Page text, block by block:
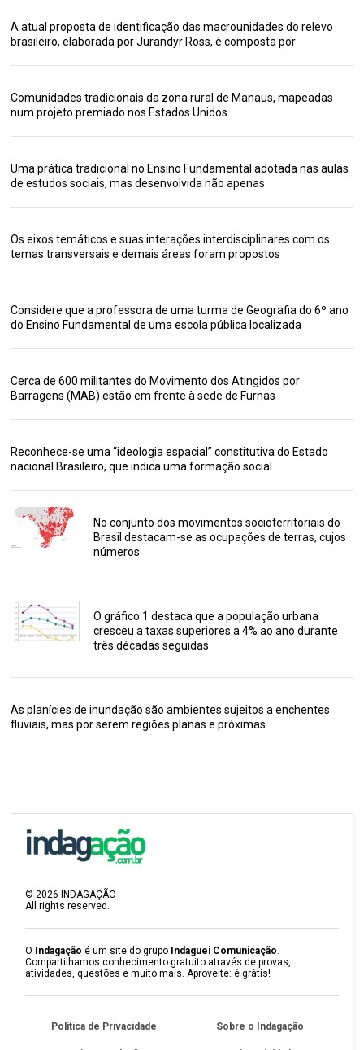
A atual proposta de identificação das macrounidades do relevo
brasileiro, elaborada por Jurandyr Ross, é composta por
Comunidades tradicionais da zona rural de Manaus, mapeadas
num projeto premiado nos Estados Unidos
Uma prática tradicional no Ensino Fundamental adotada nas aulas
de estudos sociais, mas desenvolvida não apenas
Os eixos temáticos e suas interações interdisciplinares com os
temas transversais e demais áreas foram propostos
Considere que a professora de uma turma de Geografia do 6º ano
do Ensino Fundamental de uma escola pública localizada
Cerca de 600 militantes do Movimento dos Atingidos por
Barragens (MAB) estão em frente à sede de Furnas
Reconhece-se uma “ideologia espacial” constitutiva do Estado
nacional Brasileiro, que indica uma formação social
No conjunto dos movimentos socioterritoriais do
Brasil destacam-se as ocupações de terras, cujos
números
O gráfico 1 destaca que a população urbana
cresceu a taxas superiores a 4% ao ano durante
três décadas seguidas
As planícies de inundação são ambientes sujeitos a enchentes
fluviais, mas por serem regiões planas e próximas
©2026 INDAGAÇÃO
All rights reserved.
O Indagação é um site do grupo Indaguei Comunicação.
Compartilhamos conhecimento gratuito através de provas,
atividades, questões e muito mais. Aproveite: é grátis!
Política de Privacidade Sobre o Indagação